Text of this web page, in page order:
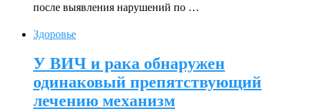
после выявления нарушений по …
Здоровье
У ВИЧ и рака обнаружен
одинаковый препятствующий
лечению механизм